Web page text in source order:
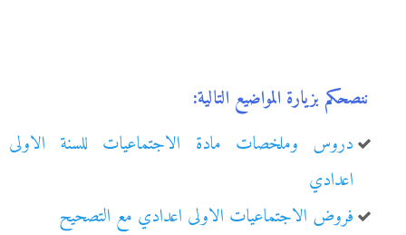
ننصحكم بزيارة المواضيع التالية:
دروس وملخصات مادة الاجتماعيات للسنة الاولى
اعدادي
فروض الاجتماعيات الاولى اعدادي مع التصحيح